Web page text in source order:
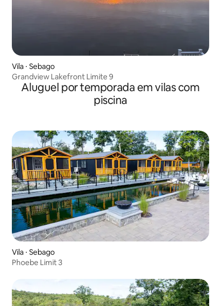
Vila ⋅ Sebago
Grandview Lakefront Limite 9
Aluguel por temporada em vilas com
piscina
Vila ⋅ Sebago
Phoebe Limit 3